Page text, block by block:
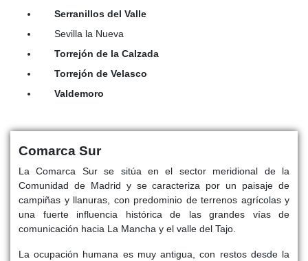
Serranillos del Valle
Sevilla la Nueva
Torrejón de la Calzada
Torrejón de Velasco
Valdemoro
Comarca Sur
La Comarca Sur se sitúa en el sector meridional de la
Comunidad de Madrid y se caracteriza por un paisaje de
campiñas y llanuras, con predominio de terrenos agrícolas y
una fuerte influencia histórica de las grandes vías de
comunicación hacia La Mancha y el valle del Tajo.
La ocupación humana es muy antigua, con restos desde la